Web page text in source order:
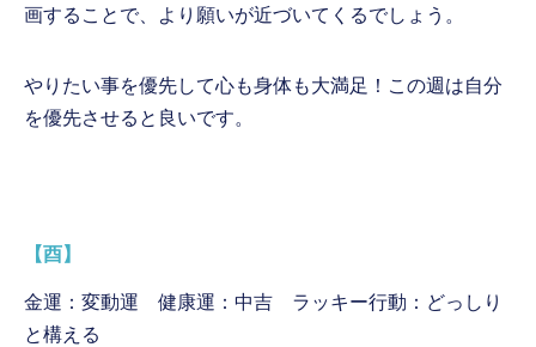
画することで、より願いが近づいてくるでしょう。
やりたい事を優先して心も身体も大満足！この週は自分
を優先させると良いです。
【酉】
金運：変動運 健康運：中吉 ラッキー行動：どっしり
と構える